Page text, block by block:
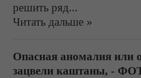
решить ряд...
Читать дальше »
Опасная аномалия или
зацвели каштаны, -